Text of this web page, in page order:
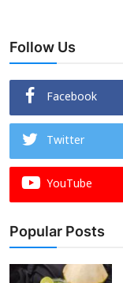
Follow Us
Facebook
Twitter
YouTube
Popular Posts